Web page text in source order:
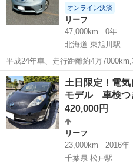
オンライン決済
リーフ
47,000km
0年
北海道 東旭川駅
平成24年車、走行距離約4万
名義変更後すぐ乗れます。 自動車
す。 満充電でメーター上で約
今、通勤や買物などの...
北海道 旭川市 東旭川駅 リ
土日限定！電
モデル 車検つ
420,000円
リーフ
23,000km
2016年
千葉県 松戸駅